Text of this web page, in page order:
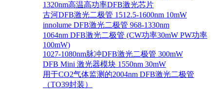
1320nm高温高功率DFB激光芯片
古河DFB激光二极管 1512.5-1600nm 10mW
innolume DFB激光二极管 968-1330nm
1064nm DFB激光二极管 (CW功率30mW PW功率
100mW)
1027-1080nm脉冲DFB激光二极管 300mW
DFB Mini 激光器模块 1550nm 30mW
用于CO2气体监测的2004nm DFB激光二极管
（TO39封装）